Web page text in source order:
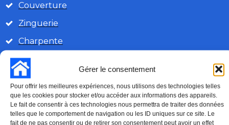
Gérer le consentement
Pour offrir les meilleures expériences, nous utilisons des technologies telles
que les cookies pour stocker et/ou accéder aux informations des appareils.
Le fait de consentir à ces technologies nous permettra de traiter des données
telles que le comportement de navigation ou les ID uniques sur ce site. Le
fait de ne pas consentir ou de retirer son consentement peut avoir un effet
Couverture
Zinguerie
Charpente
Velux
Démoussage
Isolation